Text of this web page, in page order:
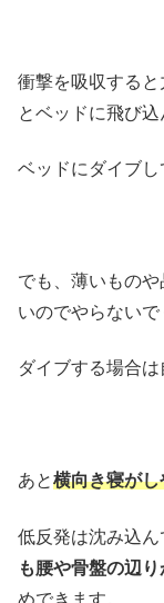
衝撃を吸収する
とベッドに飛び
ベッドにダイブし
でも、薄いもの
いのでやらない
ダイブする場合は
あと横向き寝が
低反発は沈み込ん
も腰や骨盤の辺
めできます。